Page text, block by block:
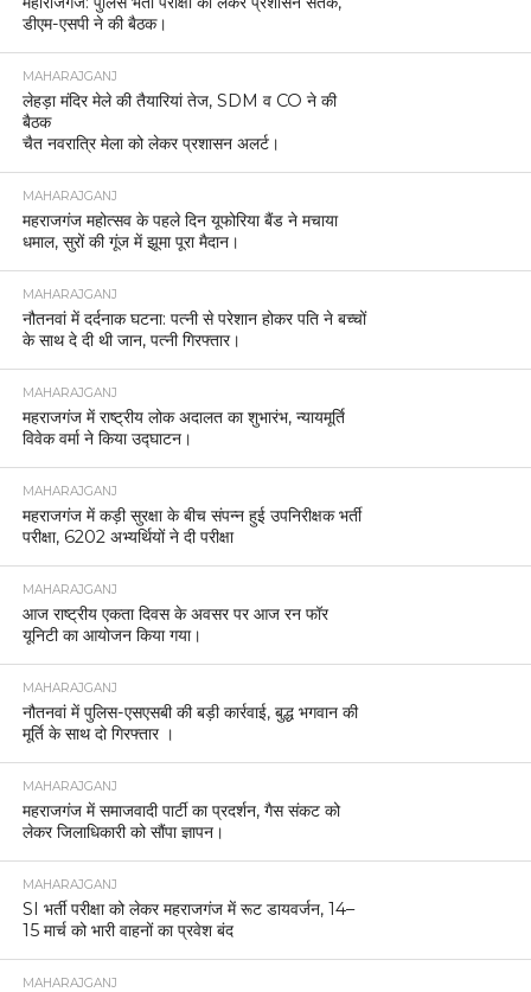
डीएम-एसपी ने की बैठक।
MAHARAJGANJ
लेहड़ा मंदिर मेले की तैयारियां तेज, SDM व CO ने की
बैठक
चैत नवरात्रि मेला को लेकर प्रशासन अलर्ट।
MAHARAJGANJ
महराजगंज महोत्सव के पहले दिन यूफोरिया बैंड ने मचाया
धमाल, सुरों की गूंज में झूमा पूरा मैदान।
MAHARAJGANJ
नौतनवां में दर्दनाक घटना: पत्नी से परेशान होकर पति ने बच्चों
के साथ दे दी थी जान, पत्नी गिरफ्तार।
MAHARAJGANJ
महराजगंज में राष्ट्रीय लोक अदालत का शुभारंभ, न्यायमूर्ति
विवेक वर्मा ने किया उद्घाटन।
MAHARAJGANJ
महराजगंज में कड़ी सुरक्षा के बीच संपन्न हुई उपनिरीक्षक भर्ती
परीक्षा, 6202 अभ्यर्थियों ने दी परीक्षा
MAHARAJGANJ
आज राष्ट्रीय एकता दिवस के अवसर पर आज रन फॉर
यूनिटी का आयोजन किया गया।
MAHARAJGANJ
नौतनवां में पुलिस-एसएसबी की बड़ी कार्रवाई, बुद्ध भगवान की
मूर्ति के साथ दो गिरफ्तार ।
MAHARAJGANJ
महराजगंज में समाजवादी पार्टी का प्रदर्शन, गैस संकट को
लेकर जिलाधिकारी को सौंपा ज्ञापन।
MAHARAJGANJ
SI भर्ती परीक्षा को लेकर महराजगंज में रूट डायवर्जन, 14–
15 मार्च को भारी वाहनों का प्रवेश बंद
MAHARAJGANJ